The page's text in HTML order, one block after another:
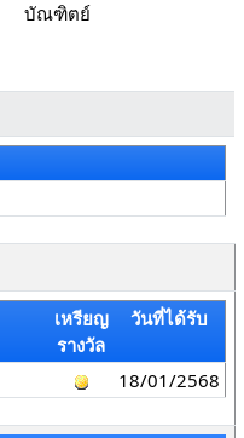
บัณฑิตย์
เหรียญ
รางวัล
วันที่ได้รับ
18/01/2568